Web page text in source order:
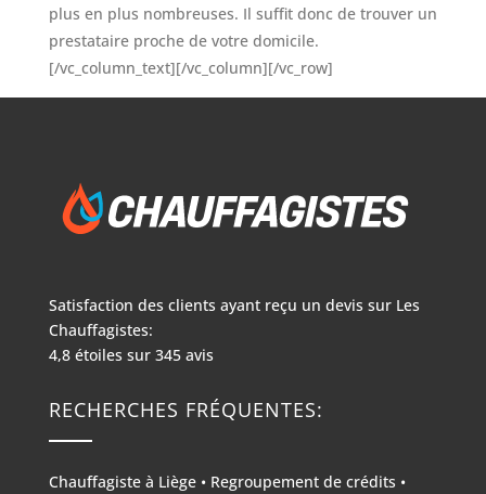
plus en plus nombreuses. Il suffit donc de trouver un
prestataire proche de votre domicile.
[/vc_column_text][/vc_column][/vc_row]
Satisfaction des clients ayant reçu un devis sur Les
Chauffagistes:
4,8étoiles sur 345avis
RECHERCHES FRÉQUENTES:
Chauffagiste à Liège• Regroupement de crédits •